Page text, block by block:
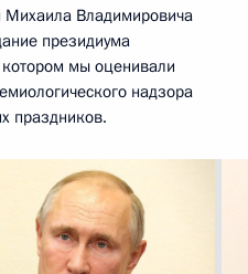
Михаила Владимировича
президиума
мы оценивали
надзора
праздников.